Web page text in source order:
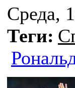
Среда,
Теги: